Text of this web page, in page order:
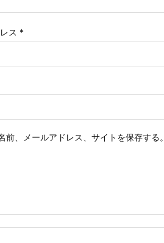
ス *
、メールアドレス、サイトを保存する。